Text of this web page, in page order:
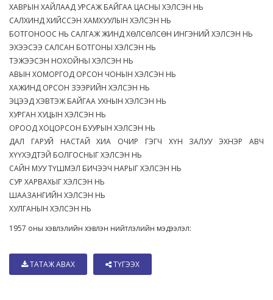
ХАВРЫН ХАЙЛААД УРСАЖ БАЙГАА ЦАСНЫ ХЭЛСЭН НЬ
САЛХИНД ХИЙССЭН ХАМХУУЛЫН ХЭЛСЭН НЬ
БОТГОНООС НЬ САЛГАЖ ЖИНД ХӨЛСӨЛСӨН ИНГЭНИЙ ХЭЛСЭН НЬ
ЭХЭЭСЭЭ САЛСАН БОТГОНЫ ХЭЛСЭН НЬ
ТЭЖЭЭСЭН НОХОЙНЫ ХЭЛСЭН НЬ
АВЫН ХОМОРГОД ОРСОН ЧОНЫН ХЭЛСЭН НЬ
ХАЖИНД ОРСОН ЗЭЭРИЙН ХЭЛСЭН НЬ
ЭЦЭЭД ХЭВТЭЖ БАЙГАА УХНЫН ХЭЛСЭН НЬ
ХУРГАН ХУЦЫН ХЭЛСЭН НЬ
ОРООД ХОЦОРСОН БУУРЫН ХЭЛСЭН НЬ
ДАЛ ГАРУЙ НАСТАЙ ХИА ОЧИР ГЭГЧ ХҮН ЗАЛУУ ЭХНЭР АВЧ
ХҮҮХЭДТЭЙ БОЛГОСНЫГ ХЭЛСЭН НЬ
САЙН МУУ ТҮШМЭЛ БИЧЭЭЧ НАРЫГ ХЭЛСЭН НЬ
СУР ХАРВАХЫГ ХЭЛСЭН НЬ
ШААЗАНГИЙН ХЭЛСЭН НЬ
ХУЛГАНЫН ХЭЛСЭН НЬ
1957 оны хэвлэлийн хэвлэн нийтлэлийн мэдээлэл:
ТАТАЖ АВАХ ТҮГЭЭХ